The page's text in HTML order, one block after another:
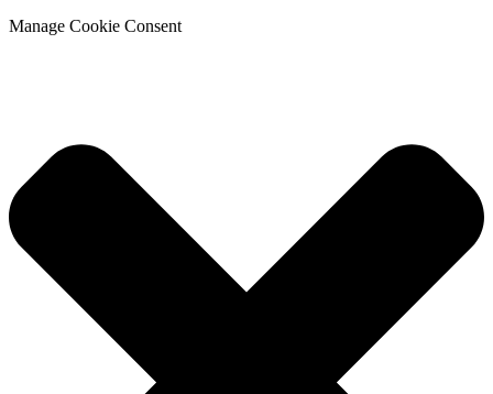
Manage Cookie Consent